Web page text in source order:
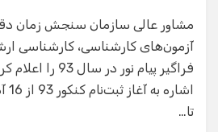
مشاور عالی سازمان سنجش زمان
آزمون‌های کارشناسی، کارشناسی
فراگیر پیام نور در
تا…